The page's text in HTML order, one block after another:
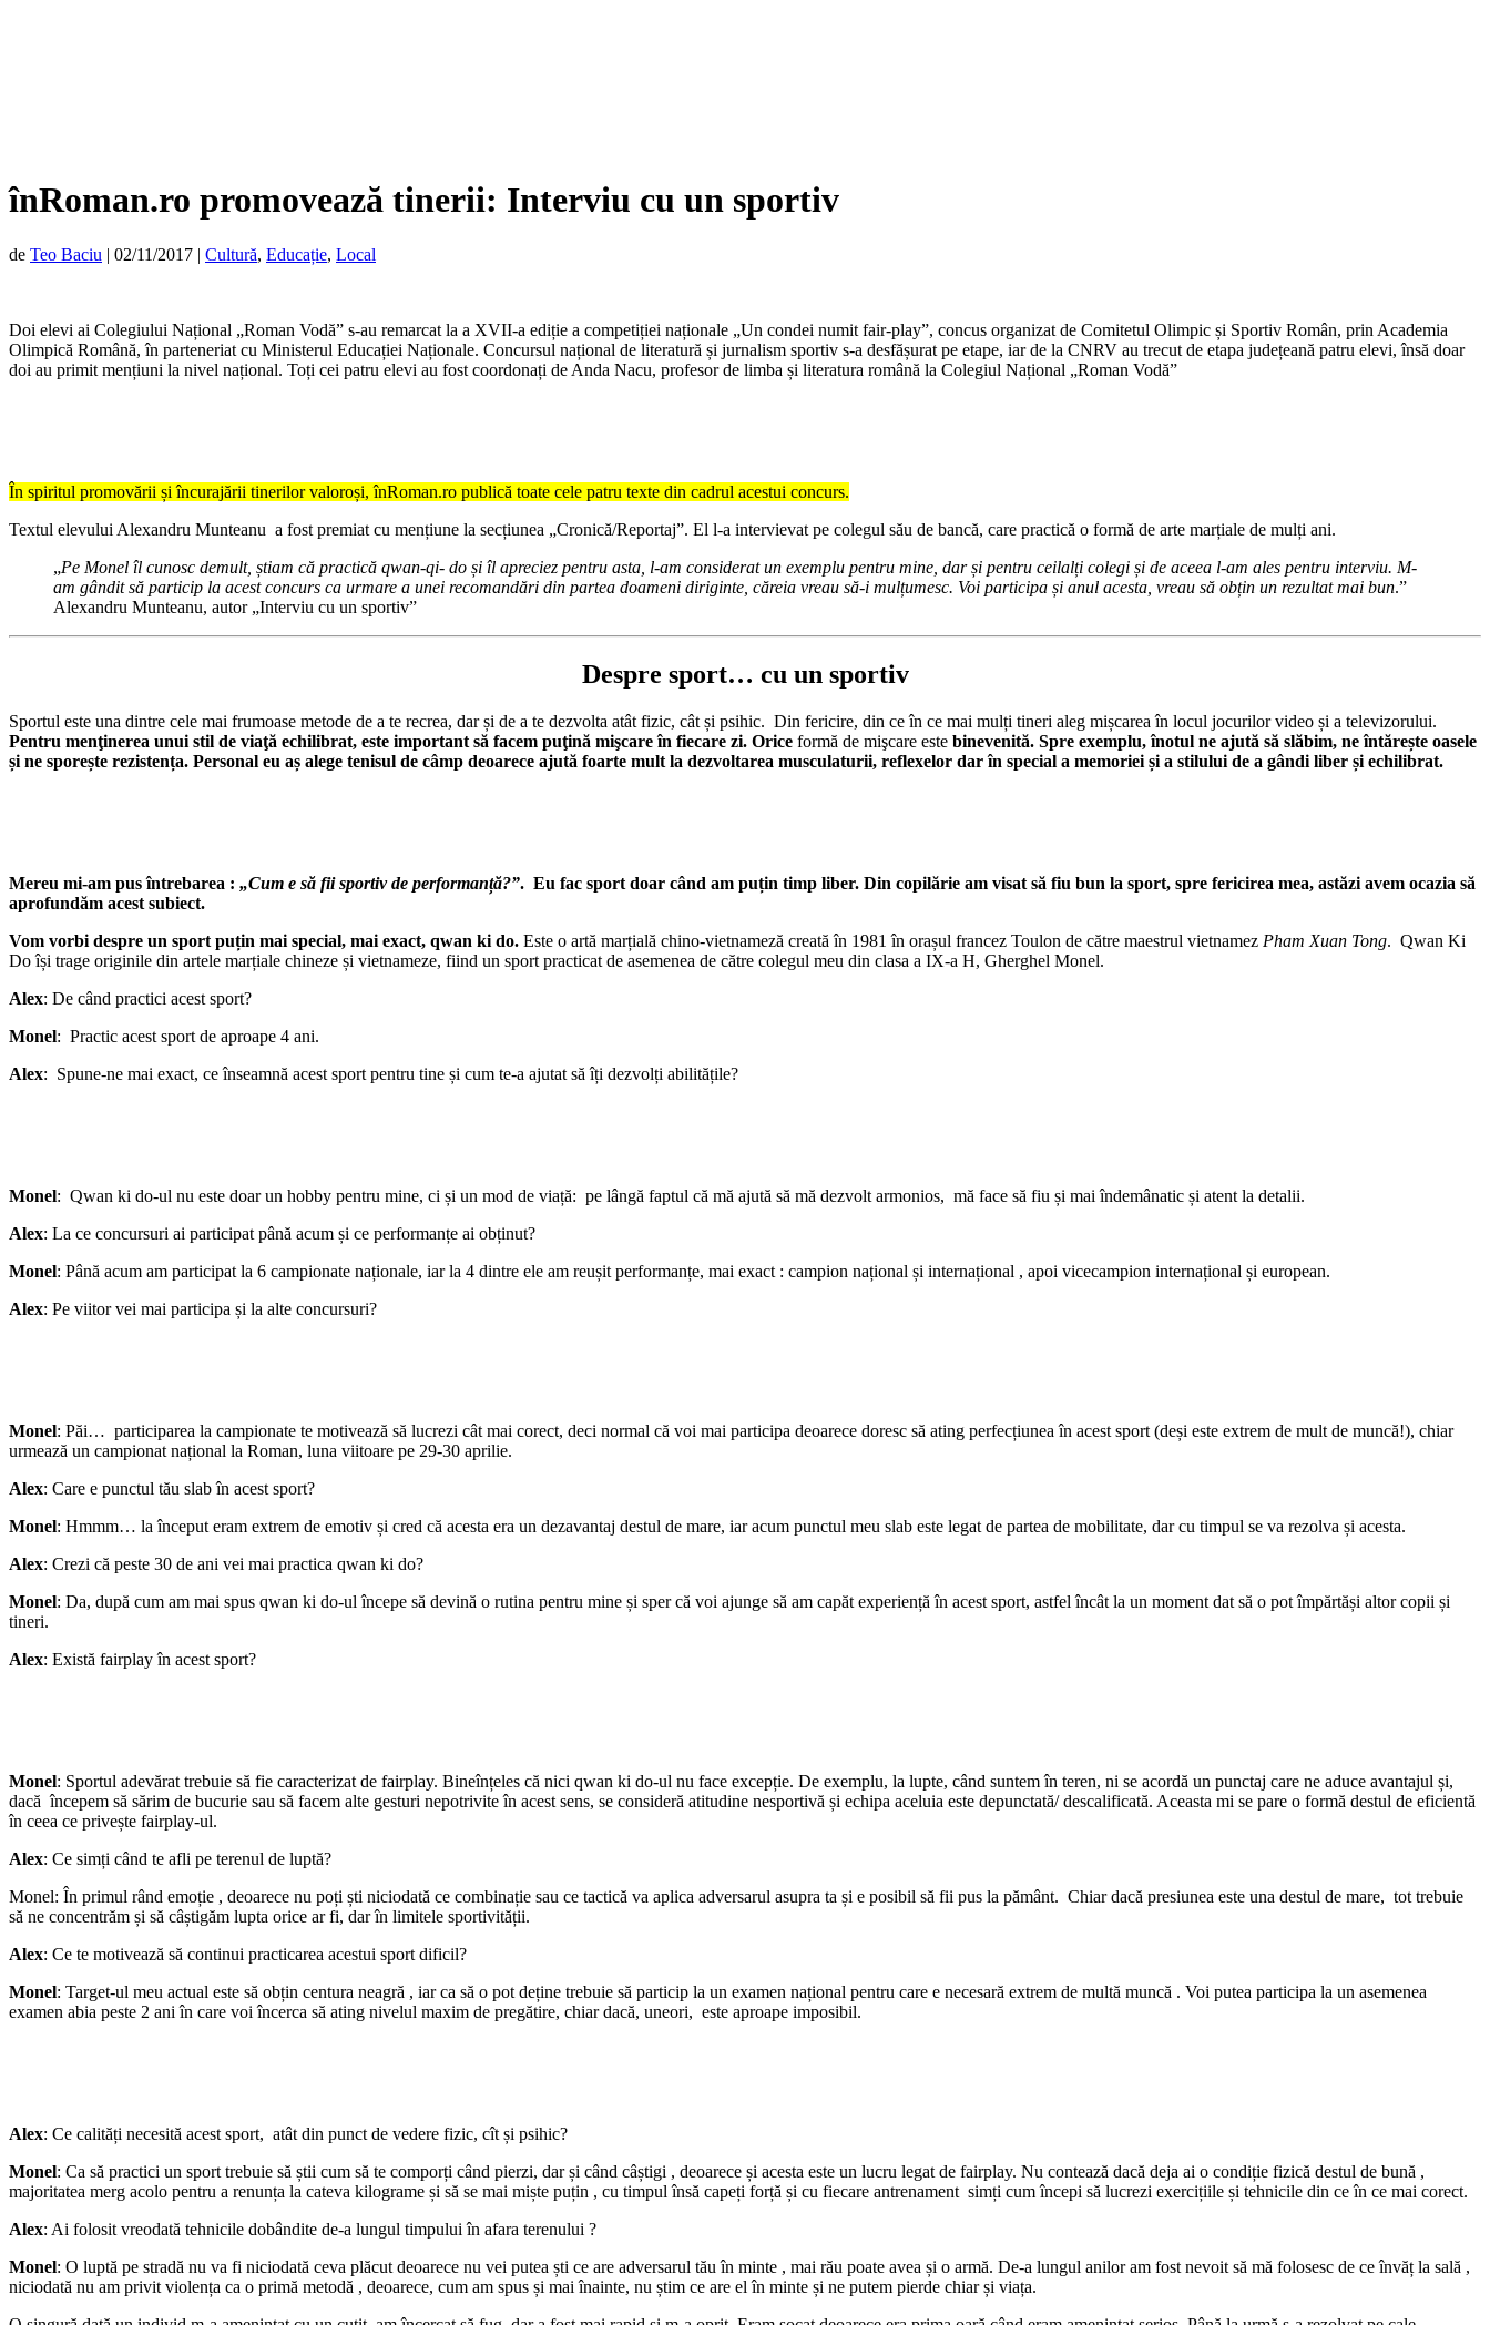
înRoman.ro promovează tinerii: Interviu cu un sportiv
de Teo Baciu | 02/11/2017 | Cultură, Educație, Local
Doi elevi ai Colegiului Național „Roman Vodă” s-au remarcat la a XVII-a ediție a competiției naționale „Un condei numit fair-play”, concus organizat de Comitetul Olimpic și Sportiv Român, prin Academia
Olimpică Română, în parteneriat cu Ministerul Educației Naționale. Concursul național de literatură și jurnalism sportiv s-a desfășurat pe etape, iar de la CNRV au trecut de etapa județeană patru elevi, însă doar
doi au primit mențiuni la nivel național. Toți cei patru elevi au fost coordonați de Anda Nacu, profesor de limba și literatura română la Colegiul Național „Roman Vodă”
În spiritul promovării și încurajării tinerilor valoroși, înRoman.ro publică toate cele patru texte din cadrul acestui concurs.
Textul elevului Alexandru Munteanu a fost premiat cu mențiune la secțiunea „Cronică/Reportaj”. El l-a intervievat pe colegul său de bancă, care practică o formă de arte marțiale de mulți ani.
„Pe Monel îl cunosc demult, știam că practică qwan-qi- do și îl apreciez pentru asta, l-am considerat un exemplu pentru mine, dar și pentru ceilalți colegi și de aceea l-am ales pentru interviu. M-
am gândit să particip la acest concurs ca urmare a unei recomandări din partea doameni diriginte, căreia vreau să-i mulțumesc. Voi participa și anul acesta, vreau să obțin un rezultat mai bun.”
Alexandru Munteanu, autor „Interviu cu un sportiv”
Despre sport… cu un sportiv
Sportul este una dintre cele mai frumoase metode de a te recrea, dar și de a te dezvolta atât fizic, cât și psihic. Din fericire, din ce în ce mai mulți tineri aleg mișcarea în locul jocurilor video și a televizorului.
Pentru menţinerea unui stil de viaţă echilibrat, este important să facem puţină mişcare în fiecare zi. Orice formă de mişcare este binevenită. Spre exemplu, înotul ne ajută să slăbim, ne întărește oasele
și ne sporește rezistența. Personal eu aș alege tenisul de câmp deoarece ajută foarte mult la dezvoltarea musculaturii, reflexelor dar în special a memoriei și a stilului de a gândi liber și echilibrat.
Mereu mi-am pus întrebarea : „Cum e să fii sportiv de performanță?”. Eu fac sport doar când am puțin timp liber. Din copilărie am visat să fiu bun la sport, spre fericirea mea, astăzi avem ocazia să
aprofundăm acest subiect.
Vom vorbi despre un sport puțin mai special, mai exact, qwan ki do. Este o artă marțială chino-vietnameză creată în 1981 în orașul francez Toulon de către maestrul vietnamez Pham Xuan Tong. Qwan Ki
Do își trage originile din artele marțiale chineze și vietnameze, fiind un sport practicat de asemenea de către colegul meu din clasa a IX-a H, Gherghel Monel.
Alex: De când practici acest sport?
Monel: Practic acest sport de aproape 4 ani.
Alex: Spune-ne mai exact, ce înseamnă acest sport pentru tine și cum te-a ajutat să îți dezvolți abilitățile?
Monel: Qwan ki do-ul nu este doar un hobby pentru mine, ci și un mod de viață: pe lângă faptul că mă ajută să mă dezvolt armonios, mă face să fiu și mai îndemânatic și atent la detalii.
Alex: La ce concursuri ai participat până acum și ce performanțe ai obținut?
Monel: Până acum am participat la 6 campionate naționale, iar la 4 dintre ele am reușit performanțe, mai exact : campion național și internațional , apoi vicecampion internațional și european.
Alex: Pe viitor vei mai participa și la alte concursuri?
Monel: Păi… participarea la campionate te motivează să lucrezi cât mai corect, deci normal că voi mai participa deoarece doresc să ating perfecțiunea în acest sport (deși este extrem de mult de muncă!), chiar
urmează un campionat național la Roman, luna viitoare pe 29-30 aprilie.
Alex: Care e punctul tău slab în acest sport?
Monel: Hmmm… la început eram extrem de emotiv și cred că acesta era un dezavantaj destul de mare, iar acum punctul meu slab este legat de partea de mobilitate, dar cu timpul se va rezolva și acesta.
Alex: Crezi că peste 30 de ani vei mai practica qwan ki do?
Monel: Da, după cum am mai spus qwan ki do-ul începe să devină o rutina pentru mine și sper că voi ajunge să am capăt experiență în acest sport, astfel încât la un moment dat să o pot împărtăși altor copii și
tineri.
Alex: Există fairplay în acest sport?
Monel: Sportul adevărat trebuie să fie caracterizat de fairplay. Bineînțeles că nici qwan ki do-ul nu face excepție. De exemplu, la lupte, când suntem în teren, ni se acordă un punctaj care ne aduce avantajul și,
dacă începem să sărim de bucurie sau să facem alte gesturi nepotrivite în acest sens, se consideră atitudine nesportivă și echipa aceluia este depunctată/ descalificată. Aceasta mi se pare o formă destul de eficientă
în ceea ce privește fairplay-ul.
Alex: Ce simți când te afli pe terenul de luptă?
Monel: În primul rând emoție , deoarece nu poți ști niciodată ce combinație sau ce tactică va aplica adversarul asupra ta și e posibil să fii pus la pământ. Chiar dacă presiunea este una destul de mare, tot trebuie
să ne concentrăm și să câștigăm lupta orice ar fi, dar în limitele sportivității.
Alex: Ce te motivează să continui practicarea acestui sport dificil?
Monel: Target-ul meu actual este să obțin centura neagră , iar ca să o pot deține trebuie să particip la un examen național pentru care e necesară extrem de multă muncă . Voi putea participa la un asemenea
examen abia peste 2 ani în care voi încerca să ating nivelul maxim de pregătire, chiar dacă, uneori, este aproape imposibil.
Alex: Ce calități necesită acest sport, atât din punct de vedere fizic, cît și psihic?
Monel: Ca să practici un sport trebuie să știi cum să te comporți când pierzi, dar și când câștigi , deoarece și acesta este un lucru legat de fairplay. Nu contează dacă deja ai o condiție fizică destul de bună ,
majoritatea merg acolo pentru a renunța la cateva kilograme și să se mai miște puțin , cu timpul însă capeți forță și cu fiecare antrenament simți cum începi să lucrezi exercițiile și tehnicile din ce în ce mai corect.
Alex: Ai folosit vreodată tehnicile dobândite de-a lungul timpului în afara terenului ?
Monel: O luptă pe stradă nu va fi niciodată ceva plăcut deoarece nu vei putea ști ce are adversarul tău în minte , mai rău poate avea și o armă. De-a lungul anilor am fost nevoit să mă folosesc de ce învăț la sală ,
niciodată nu am privit violența ca o primă metodă , deoarece, cum am spus și mai înainte, nu știm ce are el în minte și ne putem pierde chiar și viața.